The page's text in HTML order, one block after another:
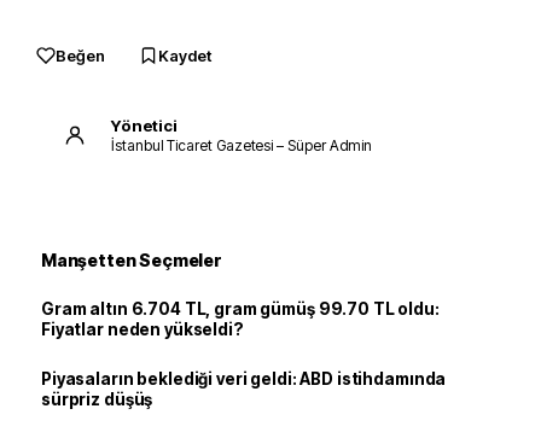
Beğen Kaydet
Yönetici
İstanbul Ticaret Gazetesi – Süper Admin
Manşetten Seçmeler
Gram altın 6.704 TL, gram gümüş 99.70 TL oldu:
Fiyatlar neden yükseldi?
Piyasaların beklediği veri geldi: ABD istihdamında
sürpriz düşüş